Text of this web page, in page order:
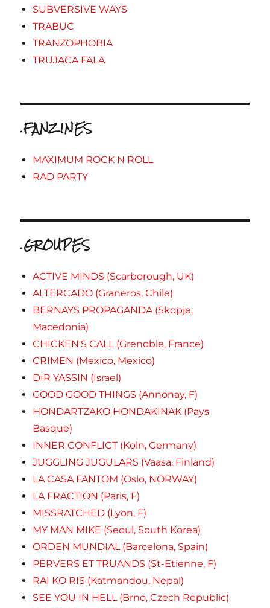
SUBVERSIVE WAYS
TRABUC
TRANZOPHOBIA
TRUJACA FALA
.FANZINES
MAXIMUM ROCK N ROLL
RAD PARTY
.GROUPES
ACTIVE MINDS (Scarborough, UK)
ALTERCADO (Graneros, Chile)
BERNAYS PROPAGANDA (Skopje,
Macedonia)
CHICKEN'S CALL (Grenoble, France)
CRIMEN (Mexico, Mexico)
DIR YASSIN (Israel)
GOOD GOOD THINGS (Annonay, F)
HONDARTZAKO HONDAKINAK (Pays
Basque)
INNER CONFLICT (Koln, Germany)
JUGGLING JUGULARS (Vaasa, Finland)
LA CASA FANTOM (Oslo, NORWAY)
LA FRACTION (Paris, F)
MISSRATCHED (Lyon, F)
MY MAN MIKE (Seoul, South Korea)
ORDEN MUNDIAL (Barcelona, Spain)
PERVERS ET TRUANDS (St-Etienne, F)
RAI KO RIS (Katmandou, Nepal)
SEE YOU IN HELL (Brno, Czech Republic)